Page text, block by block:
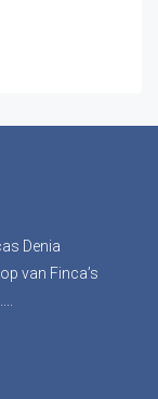
Denia
van Finca’s